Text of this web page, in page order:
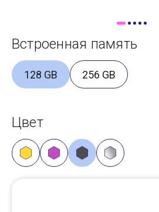
Встроенная память
128 GB 256 GB
Цвет